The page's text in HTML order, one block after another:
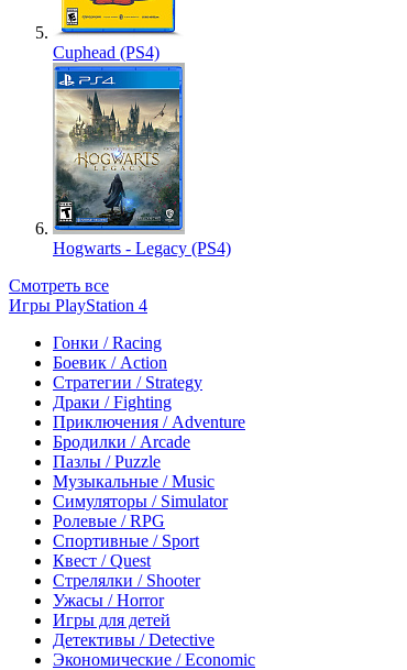
Cuphead (PS4)
Hogwarts - Legacy (PS4)
Смотреть все
Игры PlayStation 4
Гонки / Racing
Боевик / Action
Стратегии / Strategy
Драки / Fighting
Приключения / Adventure
Бродилки / Arcade
Пазлы / Puzzle
Музыкальные / Music
Симуляторы / Simulator
Ролевые / RPG
Спортивные / Sport
Квест / Quest
Стрелялки / Shooter
Ужасы / Horror
Игры для детей
Детективы / Detective
Экономические / Economic